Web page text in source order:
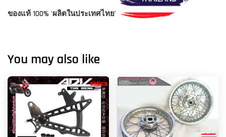
ของแท้ 100% 'ผลิตในประเทศไทย'
You may also like